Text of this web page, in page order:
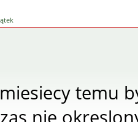
temu
nie